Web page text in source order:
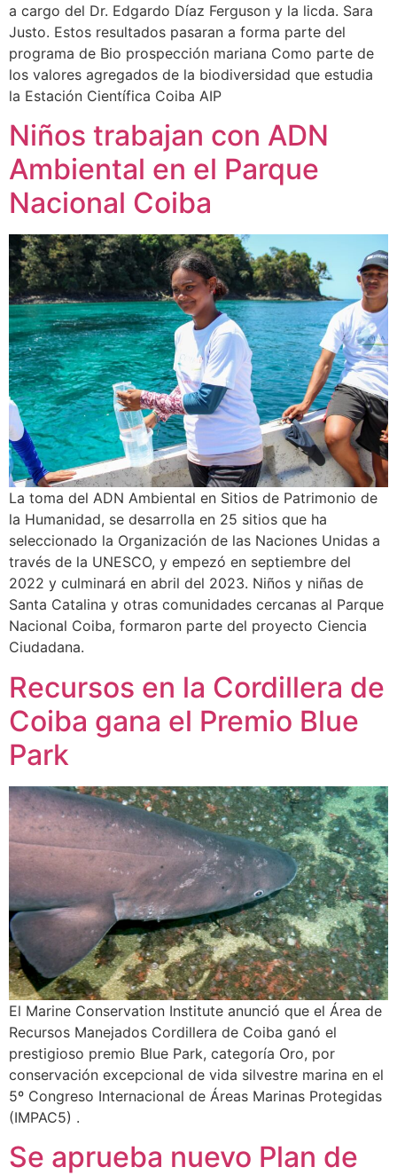
a cargo del Dr. Edgardo Díaz Ferguson y la licda. Sara
Justo. Estos resultados pasaran a forma parte del
programa de Bio prospección mariana Como parte de
los valores agregados de la biodiversidad que estudia
la Estación Científica Coiba AIP
Niños trabajan con ADN
Ambiental en el Parque
Nacional Coiba
La toma del ADN Ambiental en Sitios de Patrimonio de
la Humanidad, se desarrolla en 25 sitios que ha
seleccionado la Organización de las Naciones Unidas a
través de la UNESCO, y empezó en septiembre del
2022 y culminará en abril del 2023. Niños y niñas de
Santa Catalina y otras comunidades cercanas al Parque
Nacional Coiba, formaron parte del proyecto Ciencia
Ciudadana.
Recursos en la Cordillera de
Coiba gana el Premio Blue
Park
El Marine Conservation Institute anunció que el Área de
Recursos Manejados Cordillera de Coiba ganó el
prestigioso premio Blue Park, categoría Oro, por
conservación excepcional de vida silvestre marina en el
5º Congreso Internacional de Áreas Marinas Protegidas
(IMPAC5) .
Se aprueba nuevo Plan de